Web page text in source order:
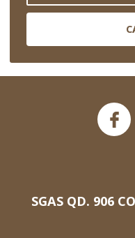
SGAS QD. 906